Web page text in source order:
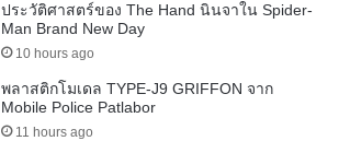
ประวัติศาสตร์ของ The Hand นินจาใน Spider-
Man Brand New Day
10 hours ago
พลาสติกโมเดล TYPE-J9 GRIFFON จาก
Mobile Police Patlabor
11 hours ago